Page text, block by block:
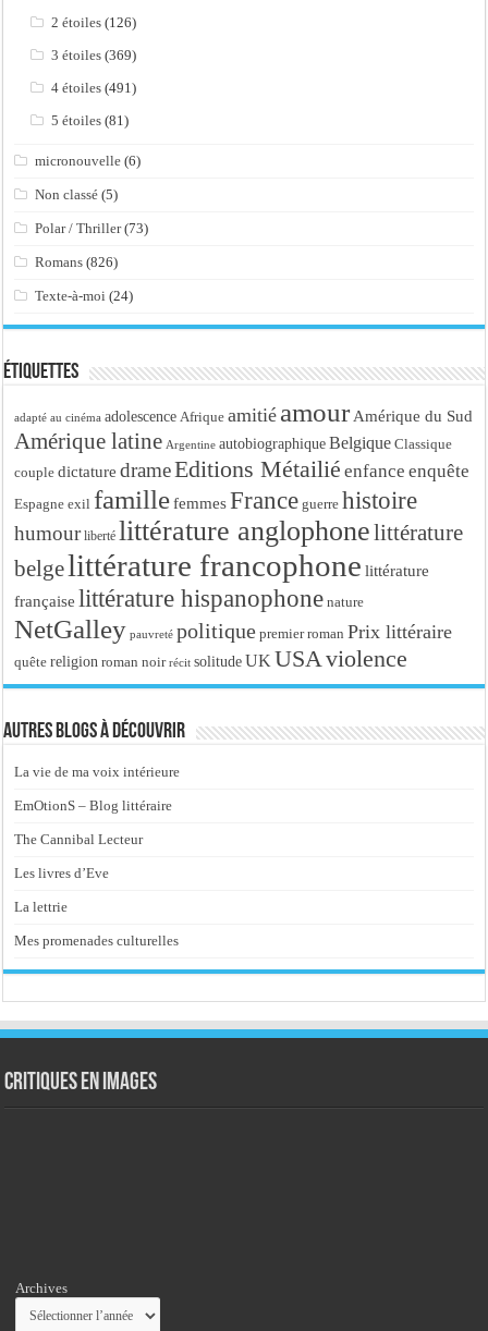
2 étoiles (126)
3 étoiles (369)
4 étoiles (491)
5 étoiles (81)
micronouvelle (6)
Non classé (5)
Polar / Thriller(73)
Romans (826)
Texte-à-moi (24)
Étiquettes
adapté au cinéma adolescence Afrique amitié amour Amérique du Sud
Amérique latine Argentine autobiographique Belgique Classique
couple dictature drameEditions Métailié enfance enquête
Espagne exil famille femmes France guerre histoire
humour liberté littérature anglophonelittérature
belgelittérature francophone littérature
française littérature hispanophone nature
NetGalley pauvreté politique premier roman Prix littéraire
quête religion roman noir récit solitude UK USAviolence
Autres blogs à découvrir
La vie de ma voix intérieure
EmOtionS – Blog littéraire
The Cannibal Lecteur
Les livres d’Eve
La lettrie
Mes promenades culturelles
Critiques en images
Archives